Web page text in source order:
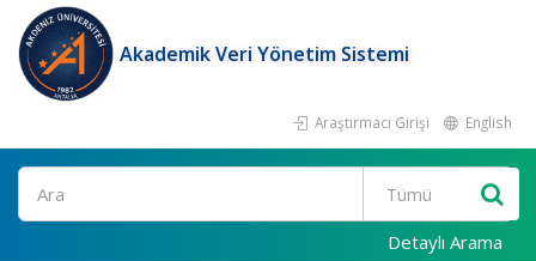
Akademik Veri Yönetim Sistemi
Araştırmacı Girişi English
Ara
Detaylı Arama